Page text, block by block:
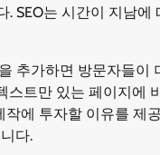
SEO는 시간이 지남에
추가하면 방문자들이
트만 있는 페이지에
에 투자할 이유를 제
다.